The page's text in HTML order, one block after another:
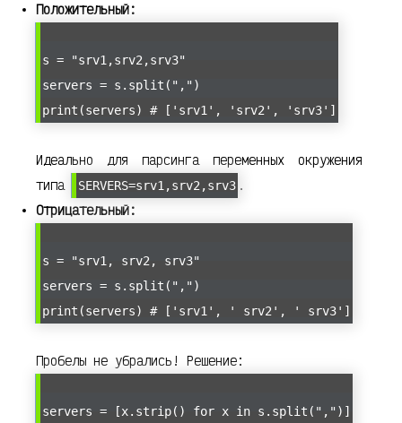
Положительный:
s = "srv1,srv2,srv3"
servers = s.split(",")
print(servers) # ['srv1', 'srv2', 'srv3']
Идеально для парсинга переменных окружения
типа
SERVERS=srv1,srv2,srv3 .
Отрицательный:
s = "srv1, srv2, srv3"
servers = s.split(",")
print(servers) # ['srv1', ' srv2', ' srv3']
Пробелы не убрались! Решение:
servers = [x.strip() for x in s.split(",")]